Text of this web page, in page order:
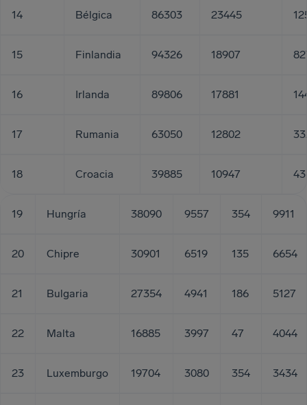
14 Bélgica 86303 23445
15 Finlandia 94326 18907
16 Irlanda 89806 17881
17 Rumania 63050 12802
18 Croacia 39885 10947
19 Hungría 38090 9557 354 9911
20 Chipre 30901 6519 135 6654
21 Bulgaria 27354 4941 186 5127
22 Malta 16885 3997 47 4044
23 Luxemburgo 19704 3080 354 3434